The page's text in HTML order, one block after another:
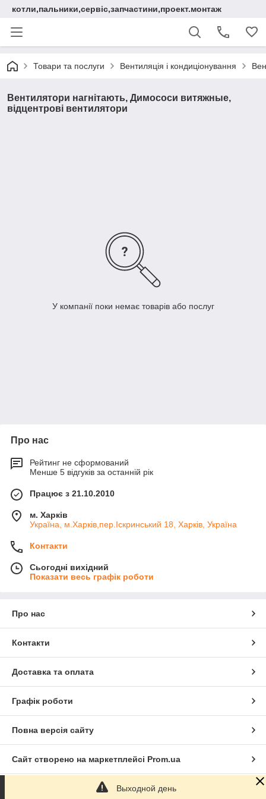
котли,пальники,сервіс,запчастини,проект.монтаж
Товари та послуги Вентиляція і кондиціонування
Вентилятори нагнітають, Димососи витяжные,
відцентрові вентилятори
У компанії поки немає товарів або послуг
Про нас
Рейтинг не сформований
Менше 5 відгуків за останній рік
Працює з 21.10.2010
м. Харків
Україна, м.Харків,пер.Іскринський 18, Харків, Україна
Контакти
Сьогодні вихідний
Показати весь графік роботи
Про нас
Контакти
Доставка та оплата
Графік роботи
Повна версія сайту
Сайт створено на маркетплейсі Prom.ua
Політика конфіденційностіВыходной день